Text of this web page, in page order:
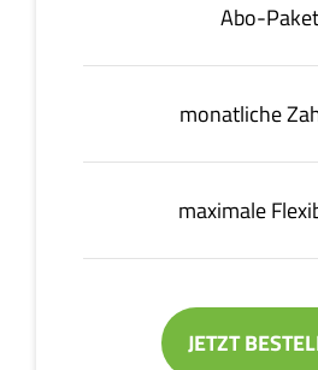
Abo-Paket
monatliche
maximale
JETZT